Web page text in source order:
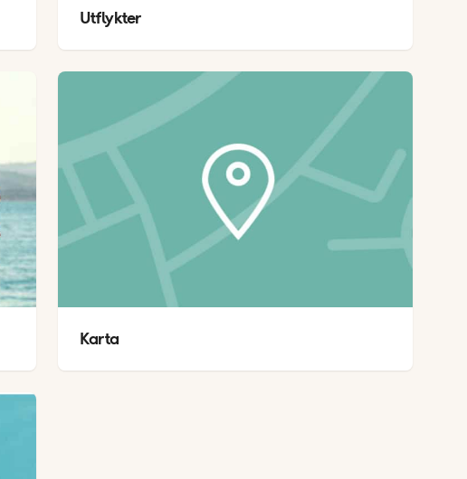
Utflykter